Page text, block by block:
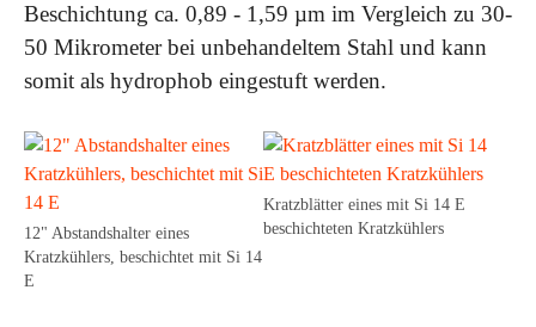
Beschichtung ca. 0,89 - 1,59 µm im Vergleich zu 30-
50 Mikrometer bei unbehandeltem Stahl und kann
somit als hydrophob eingestuft werden.
12" Abstandshalter eines
Kratzkühlers, beschichtet mit Si 14
E
Kratzblätter eines mit Si 14 E
beschichteten Kratzkühlers